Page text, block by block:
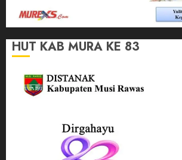
HUT KAB MURA KE 83